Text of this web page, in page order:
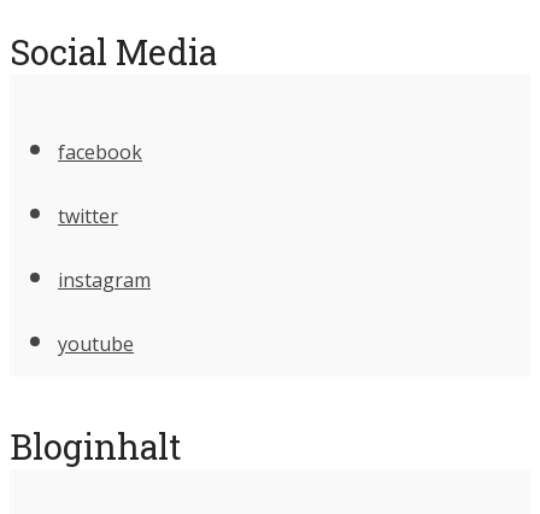
Social Media
facebook
twitter
instagram
youtube
Bloginhalt